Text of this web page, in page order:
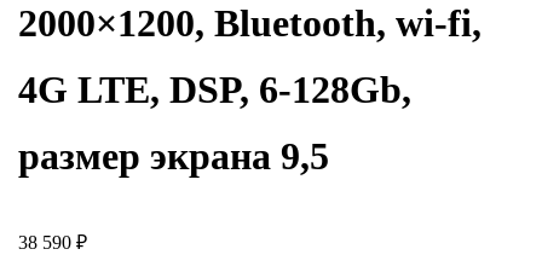
2000×1200, Bluetooth, wi-fi,
4G LTE, DSP, 6-128Gb,
размер экрана 9,5
38 590 ₽